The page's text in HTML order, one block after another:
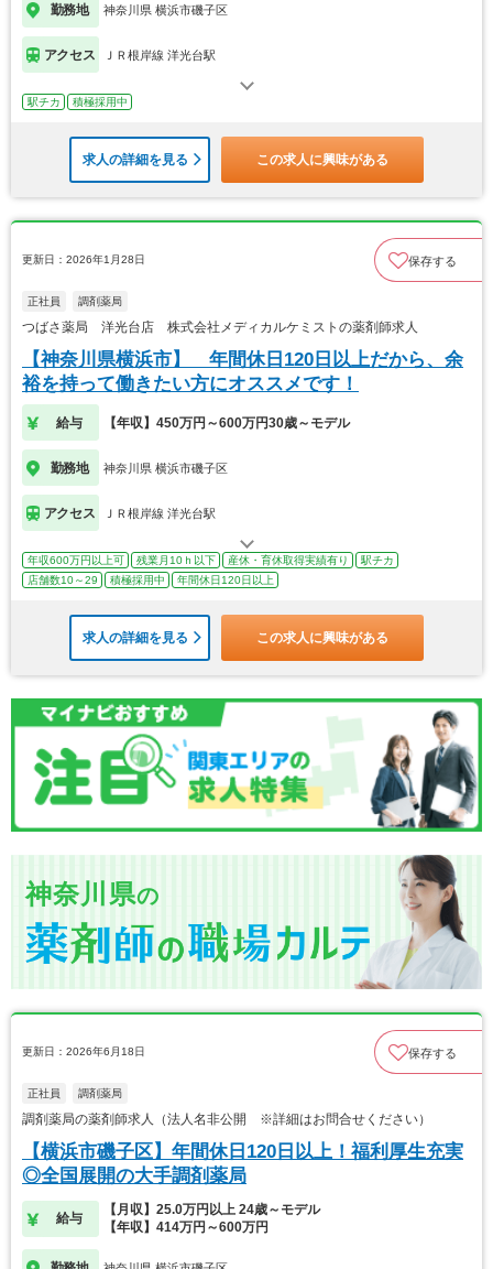
勤務地 神奈川県 横浜市磯子区
アクセス ＪＲ根岸線 洋光台駅
駅チカ 積極採用中
求人の詳細を見る この求人に興味がある
更新日：2026年1月28日 保存する
正社員 調剤薬局
つばさ薬局 洋光台店 株式会社メディカルケミストの薬剤師求人
【神奈川県横浜市】 年間休日120日以上だから、余
裕を持って働きたい方にオススメです！
給与 【年収】450万円～600万円30歳～モデル
勤務地 神奈川県 横浜市磯子区
アクセス ＪＲ根岸線 洋光台駅
年収600万円以上可 残業月10ｈ以下 産休・育休取得実績有り
駅チカ
店舗数10～29
積極採用中 年間休日120日以上
求人の詳細を見る この求人に興味がある
神奈川県の
更新日：2026年6月18日 保存する
正社員 調剤薬局
調剤薬局の薬剤師求人（法人名非公開 ※詳細はお問合せください）
【横浜市磯子区】年間休日120日以上！福利厚生充実
◎全国展開の大手調剤薬局
給与
【月収】25.0万円以上 24歳～モデル
【年収】414万円～600万円